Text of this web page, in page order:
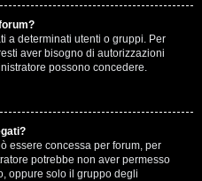
a determinati utenti o gruppi. Per
aver bisogno di autorizzazioni
possono concedere.
essere concessa per forum, per
potrebbe non aver permesso
oppure solo il gruppo degli